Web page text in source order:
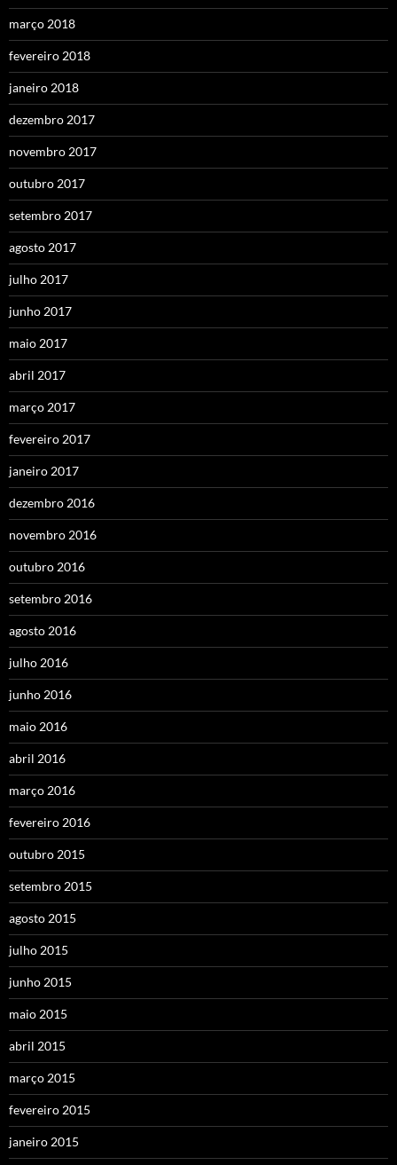
março 2018
fevereiro 2018
janeiro 2018
dezembro 2017
novembro 2017
outubro 2017
setembro 2017
agosto 2017
julho 2017
junho 2017
maio 2017
abril 2017
março 2017
fevereiro 2017
janeiro 2017
dezembro 2016
novembro 2016
outubro 2016
setembro 2016
agosto 2016
julho 2016
junho 2016
maio 2016
abril 2016
março 2016
fevereiro 2016
outubro 2015
setembro 2015
agosto 2015
julho 2015
junho 2015
maio 2015
abril 2015
março 2015
fevereiro 2015
janeiro 2015